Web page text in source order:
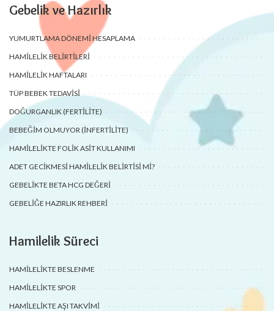
Gebelik ve Hazırlık
YUMURTLAMA DÖNEMI HESAPLAMA
HAMILELIK BELIRTILERI
HAMILELIK HAFTALARI
TÜP BEBEK TEDAVISI
DOĞURGANLIK (FERTILITE)
BEBEĞIM OLMUYOR (İNFERTILITE)
HAMILELIKTE FOLIK ASIT KULLANIMI
ADET GECIKMESI HAMILELIK BELIRTISI MI?
GEBELIKTE BETA HCG DEĞERI
GEBELIĞE HAZIRLIK REHBERI
Hamilelik Süreci
HAMILELIKTE BESLENME
HAMILELIKTE SPOR
HAMILELIKTE AŞI TAKVIMI